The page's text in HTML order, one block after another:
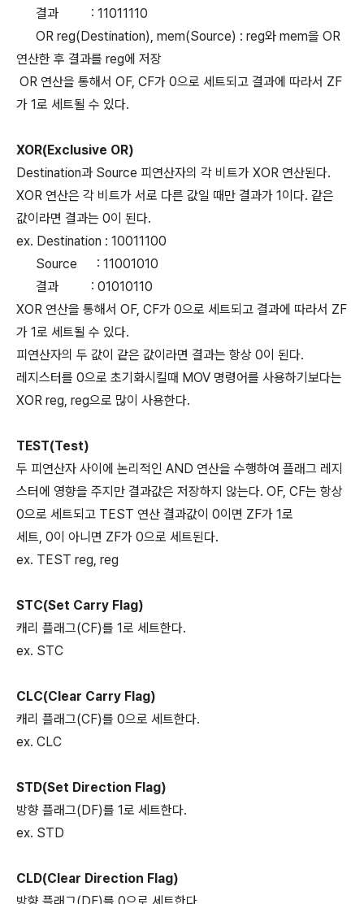
결과 : 11011110
OR reg(Destination), mem(Source) : reg와 mem을 OR
연산한 후 결과를 reg에 저장
OR 연산을 통해서 OF, CF가 0으로 세트되고 결과에 따라서 ZF
가 1로 세트될 수 있다.
XOR(Exclusive OR)
Destination과 Source 피연산자의 각 비트가 XOR 연산된다.
XOR 연산은 각 비트가 서로 다른 값일 때만 결과가 1이다. 같은
값이라면 결과는 0이 된다.
ex. Destination : 10011100
Source : 11001010
결과 : 01010110
XOR 연산을 통해서 OF, CF가 0으로 세트되고 결과에 따라서 ZF
가 1로 세트될 수 있다.
피연산자의 두 값이 같은 값이라면 결과는 항상 0이 된다.
레지스터를 0으로 초기화시킬때 MOV 명령어를 사용하기보다는
XOR reg, reg으로 많이 사용한다.
TEST(Test)
두 피연산자 사이에 논리적인 AND 연산을 수행하여 플래그 레지
스터에 영향을 주지만 결과값은 저장하지 않는다. OF, CF는 항상
0으로 세트되고 TEST 연산 결과값이 0이면 ZF가 1로
세트, 0이 아니면 ZF가 0으로 세트된다.
ex. TEST reg, reg
STC(Set Carry Flag)
캐리 플래그(CF)를 1로 세트한다.
ex. STC
CLC(Clear Carry Flag)
캐리 플래그(CF)를 0으로 세트한다.
ex. CLC
STD(Set Direction Flag)
방향 플래그(DF)를 1로 세트한다.
ex. STD
CLD(Clear Direction Flag)